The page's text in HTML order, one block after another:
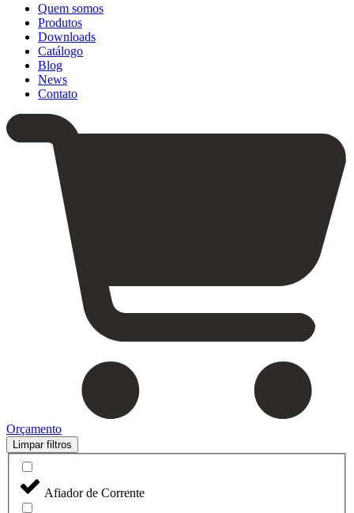
Quem somos
Produtos
Downloads
Catálogo
Blog
News
Contato
Orçamento
Limpar filtros
Afiador de Corrente